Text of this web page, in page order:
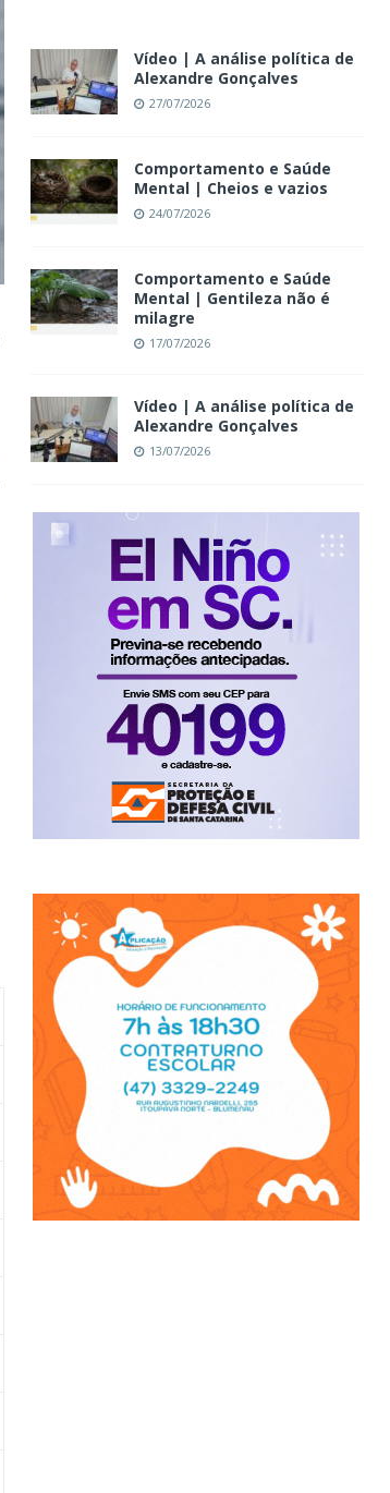
Vídeo | A análise política de
Alexandre Gonçalves
27/07/2026
Comportamento e Saúde
Mental | Cheios e vazios
24/07/2026
Comportamento e Saúde
Mental | Gentileza não é
milagre
17/07/2026
Vídeo | A análise política de
Alexandre Gonçalves
13/07/2026